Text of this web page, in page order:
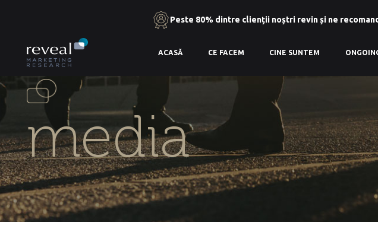
content
Peste 80% dintre clienții noștri revin și ne
ACASĂ CE FACEM CINE SUNTEM
media